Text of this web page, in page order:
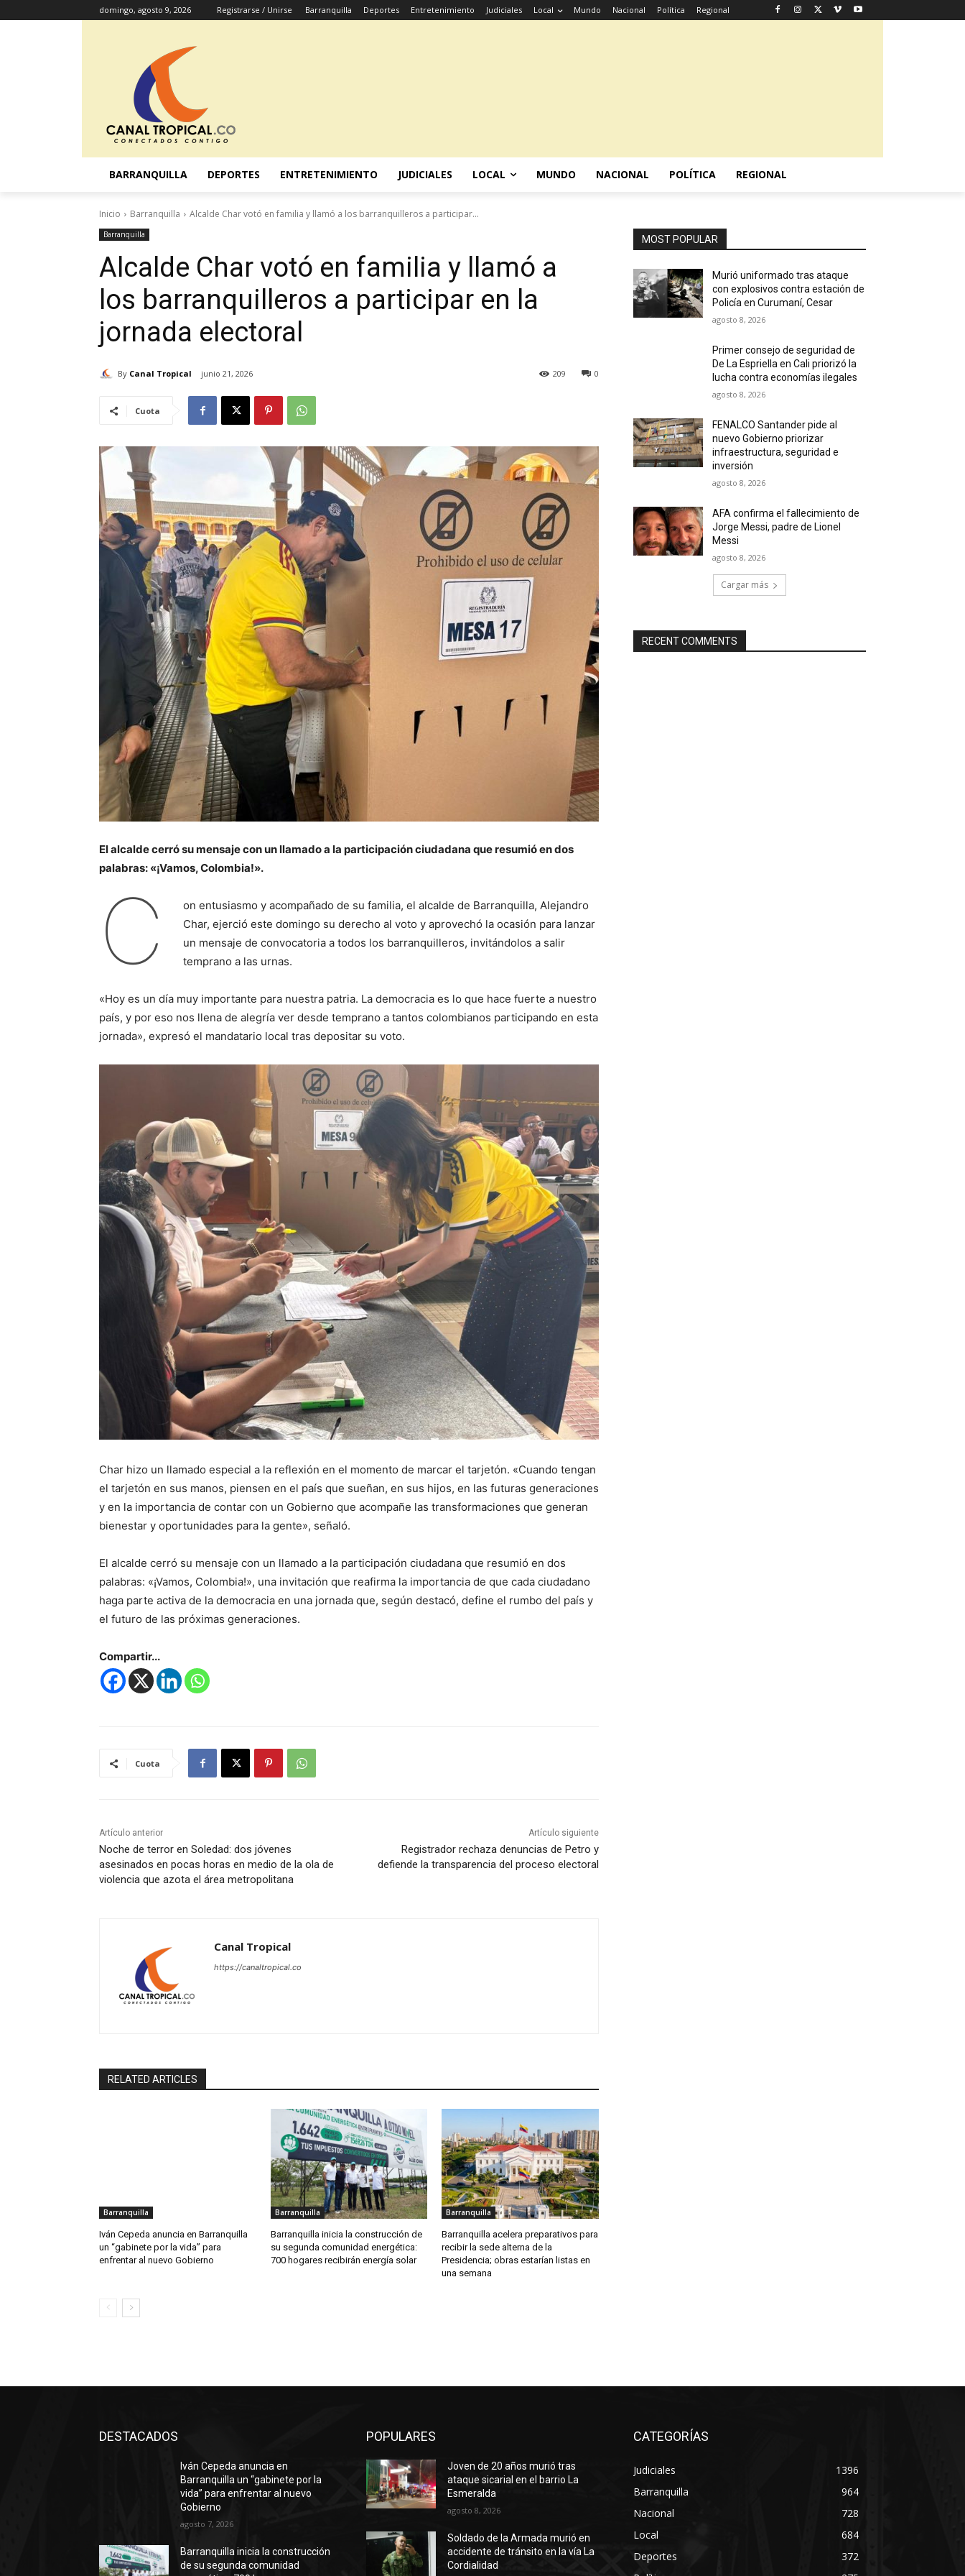
domingo, agosto 9, 2026 Registrarse / Unirse Barranquilla Deportes Entretenimiento Judiciales Local Mundo Nacional Política Regional
BARRANQUILLA DEPORTES ENTRETENIMIENTO JUDICIALES LOCAL MUNDO NACIONAL POLÍTICA REGIONAL
Inicio Barranquilla Alcalde Char votó en familia y llamó a los barranquilleros a participar...
Barranquilla
Alcalde Char votó en familia y llamó a
los barranquilleros a participar en la
jornada electoral
By Canal Tropical junio 21, 2026 0
209
Cuota
El alcalde cerró su mensaje con un llamado a la participación ciudadana que resumió en dos
palabras: «¡Vamos, Colombia!».
C
on entusiasmo y acompañado de su familia, el alcalde de Barranquilla, Alejandro
Char, ejerció este domingo su derecho al voto y aprovechó la ocasión para lanzar
un mensaje de convocatoria a todos los barranquilleros, invitándolos a salir
temprano a las urnas.
«Hoy es un día muy importante para nuestra patria. La democracia es lo que hace fuerte a nuestro
país, y por eso nos llena de alegría ver desde temprano a tantos colombianos participando en esta
jornada», expresó el mandatario local tras depositar su voto.
Char hizo un llamado especial a la reflexión en el momento de marcar el tarjetón. «Cuando tengan
el tarjetón en sus manos, piensen en el país que sueñan, en sus hijos, en las futuras generaciones
y en la importancia de contar con un Gobierno que acompañe las transformaciones que generan
bienestar y oportunidades para la gente», señaló.
El alcalde cerró su mensaje con un llamado a la participación ciudadana que resumió en dos
palabras: «¡Vamos, Colombia!», una invitación que reafirma la importancia de que cada ciudadano
haga parte activa de la democracia en una jornada que, según destacó, define el rumbo del país y
el futuro de las próximas generaciones.
Compartir...
Cuota
Artículo anterior
Noche de terror en Soledad: dos jóvenes
asesinados en pocas horas en medio de la ola de
violencia que azota el área metropolitana
Artículo siguiente
Registrador rechaza denuncias de Petro y
defiende la transparencia del proceso electoral
Canal Tropical
https://canaltropical.co
RELATED ARTICLES
Barranquilla
Iván Cepeda anuncia en Barranquilla
un “gabinete por la vida” para
enfrentar al nuevo Gobierno
Barranquilla
Barranquilla inicia la construcción de
su segunda comunidad energética:
700 hogares recibirán energía solar
Barranquilla
Barranquilla acelera preparativos para
recibir la sede alterna de la
Presidencia; obras estarían listas en
una semana
MOST POPULAR
Murió uniformado tras ataque
con explosivos contra estación de
Policía en Curumaní, Cesar
agosto 8, 2026
Primer consejo de seguridad de
De La Espriella en Cali priorizó la
lucha contra economías ilegales
agosto 8, 2026
FENALCO Santander pide al
nuevo Gobierno priorizar
infraestructura, seguridad e
inversión
agosto 8, 2026
AFA confirma el fallecimiento de
Jorge Messi, padre de Lionel
Messi
agosto 8, 2026
Cargar más
RECENT COMMENTS
DESTACADOS
Iván Cepeda anuncia en
Barranquilla un “gabinete por la
vida” para enfrentar al nuevo
Gobierno
agosto 7, 2026
Barranquilla inicia la construcción
de su segunda comunidad
POPULARES
Joven de 20 años murió tras
ataque sicarial en el barrio La
Esmeralda
agosto 8, 2026
Soldado de la Armada murió en
accidente de tránsito en la vía La
Cordialidad
CATEGORÍAS
Judiciales
1396
Barranquilla
964
Nacional
728
Local
684
Deportes
372